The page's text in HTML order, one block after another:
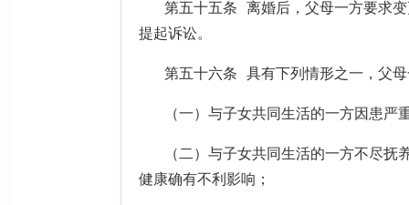
第五十五条 离婚后，父母一方要求
提起诉讼。
第五十六条 具有下列情形之一，父
（一）与子女共同生活的一方因患
（二）与子女共同生活的一方不尽
健康确有不利影响；